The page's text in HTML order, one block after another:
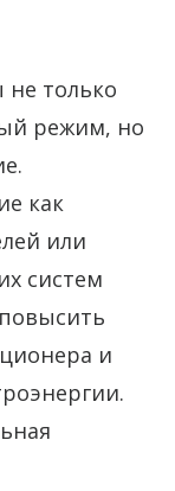
только
режим, но
как
или
систем
и